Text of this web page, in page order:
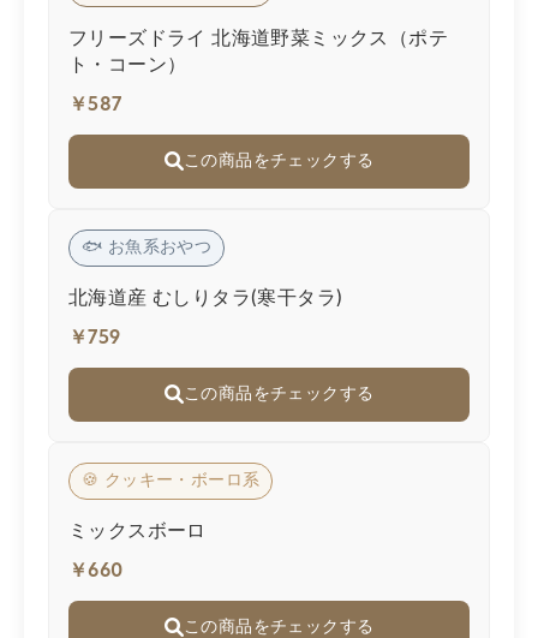
フリーズドライ 北海道野菜ミックス（ポテ
ト・コーン）
￥587
この商品をチェックする
🐟 お魚系おやつ
北海道産 むしりタラ(寒干タラ)
￥759
この商品をチェックする
🍪 クッキー・ボーロ系
ミックスボーロ
￥660
この商品をチェックする